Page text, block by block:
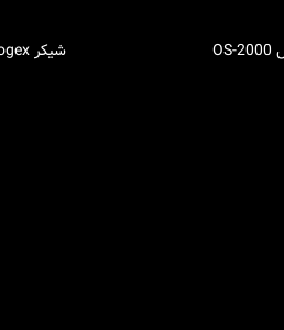
اطلاعات بیشتر
شیکر Scilogex مدل OS-3000